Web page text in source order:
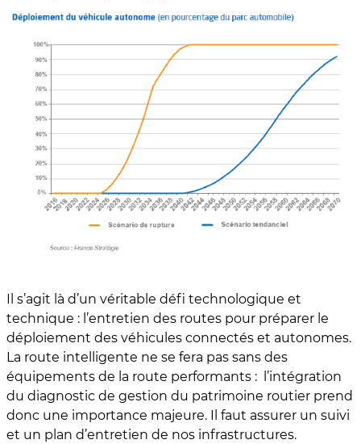
Il s’agit là d’un véritable défi technologique et
technique : l’entretien des routes pour préparer le
déploiement des véhicules connectés et autonomes.
La route intelligente ne se fera pas sans des
équipements de la route performants : l’intégration
du diagnostic de gestion du patrimoine routier prend
donc une importance majeure. Il faut assurer un suivi
et un plan d’entretien de nos infrastructures.